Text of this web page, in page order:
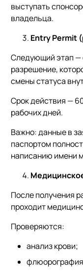
выступать
владельца.
Entry Permit
Следующий этап
разрешение,
смены статуса
Срок действия —
рабочих дней.
Важно: данные в
паспортом
написанию имени
После получения
проходит
Проверяются:
анализ крови;